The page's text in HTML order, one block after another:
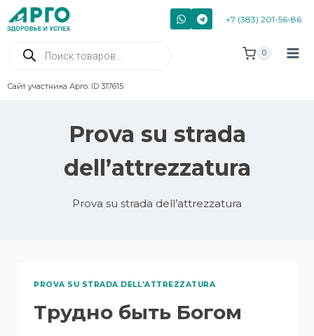
+7 (383) 201-56-86
Сайт участника Арго: ID 317615
0
Prova su strada
dell’attrezzatura
Prova su strada dell’attrezzatura
PROVA SU STRADA DELL'ATTREZZATURA
Трудно быть Богом